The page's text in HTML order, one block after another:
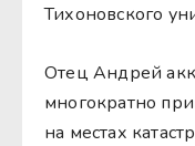
Тихоновского
Отец Андрей
многократно
на местах